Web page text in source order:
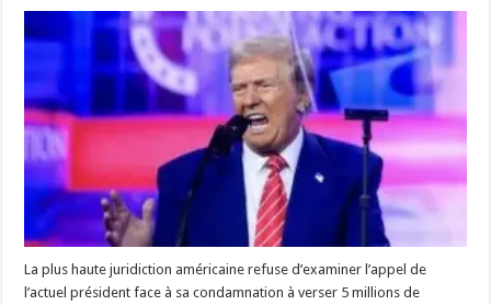
La plus haute juridiction américaine refuse d’examiner l’appel de
l’actuel président face à sa condamnation à verser 5 millions de